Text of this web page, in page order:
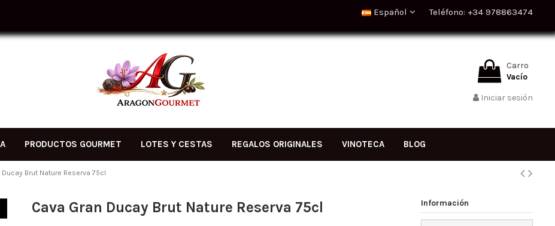
Español Teléfono: +34 978863474
Carro
Vacío
Iniciar sesión
PRODUCTOS GOURMET LOTES Y CESTAS REGALOS ORIGINALES VINOTECA BLOG
Ducay Brut Nature Reserva 75cl
Cava Gran Ducay Brut Nature Reserva 75cl Información